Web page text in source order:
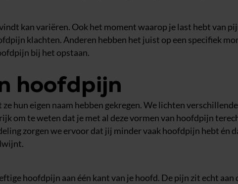
kan variëren. Ook het moment waarop je last hebt van
klachten. Anderen hebben het juist op een specifiek
bij het opstaan.
hoofdpijn
hun eigen naam hebben gekregen. We lichten
om te weten dat je met al deze vormen van hoofdpijn
zorgen we ervoor dat jij minder vaak hoofdpijn hebt én
hoofdpijn aan één kant van je hoofd. De pijn zit echt aan